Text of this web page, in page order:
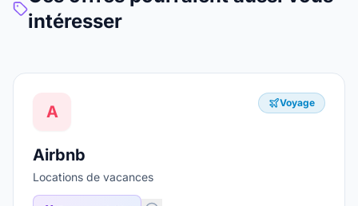
intéresser
A Voyage
Airbnb
Locations de vacances